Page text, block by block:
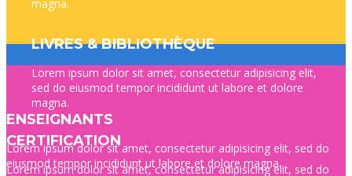
magna.
LIVRES & BIBLIOTHÈQUE
Lorem ipsum dolor sit amet, consectetur adipisicing elit,
sed do eiusmod tempor incididunt ut labore et dolore
magna.
ENSEIGNANTS
Lorem ipsum dolor sit amet, consectetur adipisicing elit, sed do
eiusmod tempor incididunt ut labore et dolore magna.
CERTIFICATION
Lorem ipsum dolor sit amet, consectetur adipisicing elit, sed do